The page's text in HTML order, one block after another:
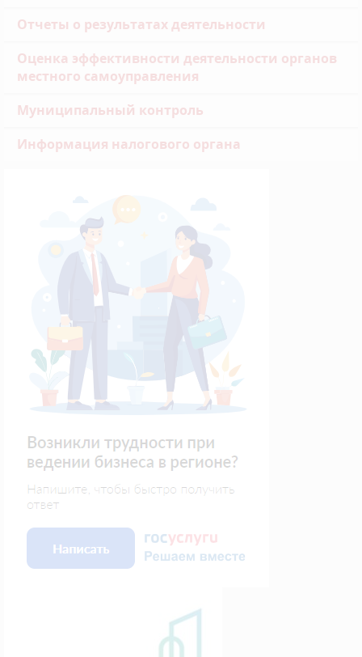
Отчеты о результатах деятельности
Оценка эффективности деятельности органов
местного самоуправления
Муниципальный контроль
Информация налогового органа